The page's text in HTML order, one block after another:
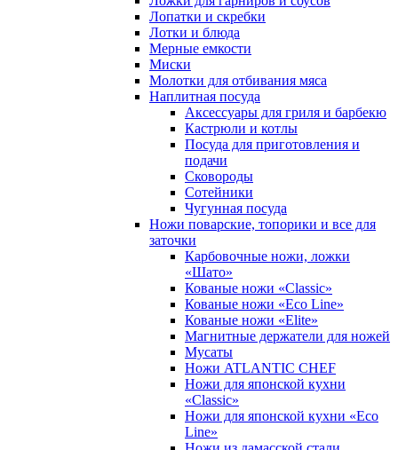
Лопатки и скребки
Лотки и блюда
Мерные емкости
Миски
Молотки для отбивания мяса
Наплитная посуда
Аксессуары для гриля и барбекю
Кастрюли и котлы
Посуда для приготовления и
подачи
Сковороды
Сотейники
Чугунная посуда
Ножи поварские, топорики и все для
заточки
Карбовочные ножи, ложки
«Шато»
Кованые ножи «Classic»
Кованые ножи «Eco Line»
Кованые ножи «Elite»
Магнитные держатели для ножей
Мусаты
Ножи ATLANTIC CHEF
Ножи для японской кухни
«Classic»
Ножи для японской кухни «Eco
Line»